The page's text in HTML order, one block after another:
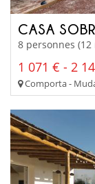
CASA
8 personnes (12
1 071 € - 2
Comporta -